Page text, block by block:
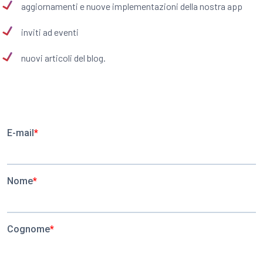
aggiornamenti e nuove implementazioni della nostra app
inviti ad eventi
nuovi articoli del blog.